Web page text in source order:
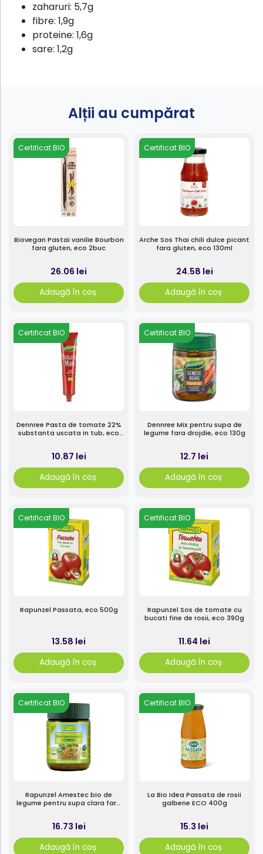
zaharuri: 5,7g
fibre: 1,9g
proteine: 1,6g
sare: 1,2g
Alții au cumpărat
Certificat BIO
Biovegan Pastai vanilie Bourbon
fara gluten, eco 2buc
26.06 lei
Adaugă în coș
Certificat BIO
Arche Sos Thai chili dulce picant
fara gluten, eco 130ml
24.58 lei
Adaugă în coș
Certificat BIO
Dennree Pasta de tomate 22%
substanta uscata in tub, eco
10.87 lei
Adaugă în coș
Certificat BIO
Dennree Mix pentru supa de
legume fara drojdie, eco 130g
12.7 lei
Adaugă în coș
Certificat BIO
Rapunzel Passata, eco 500g
13.58 lei
Adaugă în coș
Certificat BIO
Rapunzel Sos de tomate cu
bucati fine de rosii, eco 390g
11.64 lei
Adaugă în coș
Certificat BIO
Rapunzel Amestec bio de
legume pentru supa clara fara
16.73 lei
Adaugă în coș
Certificat BIO
La Bio Idea Passata de rosii
galbene ECO 400g
15.3 lei
Adaugă în coș